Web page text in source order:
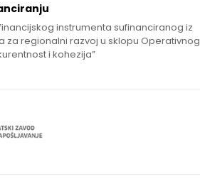
instrumenta sufinanciranog iz
za regionalni razvoj u sklopu Operativnog
i kohezija”